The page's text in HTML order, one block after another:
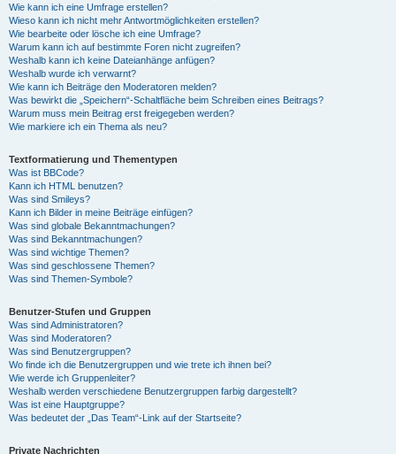
Wie kann ich eine Umfrage erstellen?
Wieso kann ich nicht mehr Antwortmöglichkeiten erstellen?
Wie bearbeite oder lösche ich eine Umfrage?
Warum kann ich auf bestimmte Foren nicht zugreifen?
Weshalb kann ich keine Dateianhänge anfügen?
Weshalb wurde ich verwarnt?
Wie kann ich Beiträge den Moderatoren melden?
Was bewirkt die „Speichern“-Schaltfläche beim Schreiben eines Beitrags?
Warum muss mein Beitrag erst freigegeben werden?
Wie markiere ich ein Thema als neu?
Textformatierung und Thementypen
Was ist BBCode?
Kann ich HTML benutzen?
Was sind Smileys?
Kann ich Bilder in meine Beiträge einfügen?
Was sind globale Bekanntmachungen?
Was sind Bekanntmachungen?
Was sind wichtige Themen?
Was sind geschlossene Themen?
Was sind Themen-Symbole?
Benutzer-Stufen und Gruppen
Was sind Administratoren?
Was sind Moderatoren?
Was sind Benutzergruppen?
Wo finde ich die Benutzergruppen und wie trete ich ihnen bei?
Wie werde ich Gruppenleiter?
Weshalb werden verschiedene Benutzergruppen farbig dargestellt?
Was ist eine Hauptgruppe?
Was bedeutet der „Das Team“-Link auf der Startseite?
Private Nachrichten